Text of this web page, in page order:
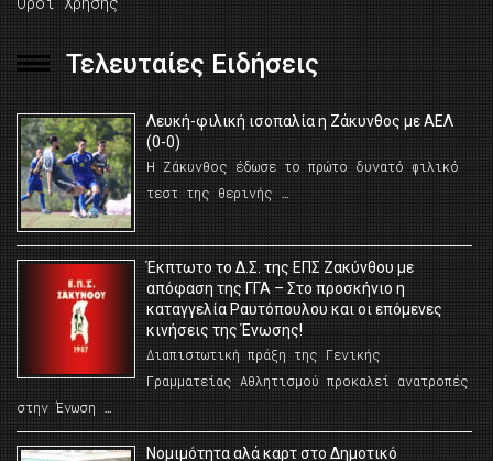
Τελευταίες Ειδήσεις
Λευκή-φιλική ισοπαλία η Ζάκυνθος με ΑΕΛ
(0-0)
Η Ζάκυνθος έδωσε το πρώτο δυνατό φιλικό
τεστ της θερινής …
Έκπτωτο το Δ.Σ. της ΕΠΣ Ζακύνθου με
απόφαση της ΓΓΑ – Στο προσκήνιο η
καταγγελία Ραυτόπουλου και οι επόμενες
κινήσεις της Ένωσης!
Διαπιστωτική πράξη της Γενικής
Γραμματείας Αθλητισμού προκαλεί ανατροπές
στην Ένωση …
Νομιμότητα αλά καρτ στο Δημοτικό